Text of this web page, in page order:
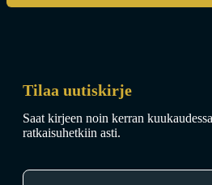
Tilaa uutiskirje
Saat kirjeen noin kerran
ratkaisuhetkiin asti.